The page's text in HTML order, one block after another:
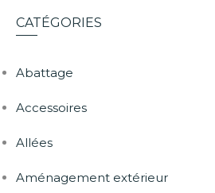
CATÉGORIES
Abattage
Accessoires
Allées
Aménagement extérieur